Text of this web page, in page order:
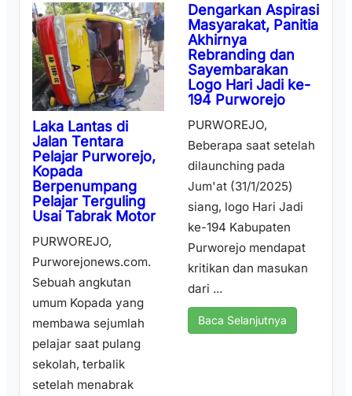
Laka Lantas di
Jalan Tentara
Pelajar Purworejo,
Kopada
Berpenumpang
Pelajar Terguling
Usai Tabrak Motor
PURWOREJO,
Purworejonews.com.
Sebuah angkutan
umum Kopada yang
membawa sejumlah
pelajar saat pulang
sekolah, terbalik
setelah menabrak
Dengarkan Aspirasi
Masyarakat, Panitia
Akhirnya
Rebranding dan
Sayembarakan
Logo Hari Jadi ke-
194 Purworejo
PURWOREJO,
Beberapa saat setelah
dilaunching pada
Jum'at (31/1/2025)
siang, logo Hari Jadi
ke-194 Kabupaten
Purworejo mendapat
kritikan dan masukan
dari ...
Baca Selanjutnya